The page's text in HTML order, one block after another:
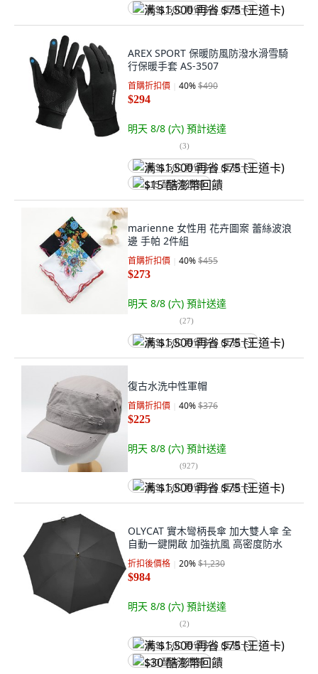
满 $1,500 再省 $75 (王道卡)
AREX SPORT 保暖防風防潑水滑雪騎
行保暖手套 AS-3507
首購折扣價 40%$490
$294
明天 8/8 (六) 預計送達
(3)
满 $1,500 再省 $75 (王道卡)
$15 酷澎幣回饋
marienne 女性用 花卉圖案 蕾絲波浪
邊 手帕 2件組
首購折扣價 40%$455
$273
明天 8/8 (六) 預計送達
(27)
满 $1,500 再省 $75 (王道卡)
復古水洗中性軍帽
首購折扣價 40%$376
$225
明天 8/8 (六) 預計送達
(927)
满 $1,500 再省 $75 (王道卡)
OLYCAT 實木彎柄長傘 加大雙人傘 全
自動一鍵開啟 加強抗風 高密度防水
折扣後價格 20%$1,230
$984
明天 8/8 (六) 預計送達
(2)
满 $1,500 再省 $75 (王道卡)
$30 酷澎幣回饋